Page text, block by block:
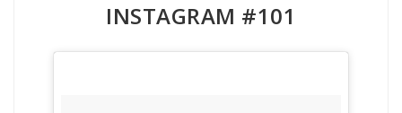
INSTAGRAM #101